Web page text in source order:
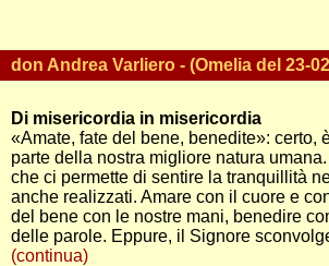
don Andrea Varliero - (Omelia del 23-
Di misericordia in misericordia
«Amate, fate del bene, benedite»: certo,
parte della nostra migliore natura
che ci permette di sentire la tranquillità
anche realizzati. Amare con il cuore e
del bene con le nostre mani, benedire
delle parole. Eppure, il Signore
(continua)